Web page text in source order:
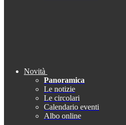
Novità
Panoramica
Le notizie
Le circolari
Calendario eventi
Albo online